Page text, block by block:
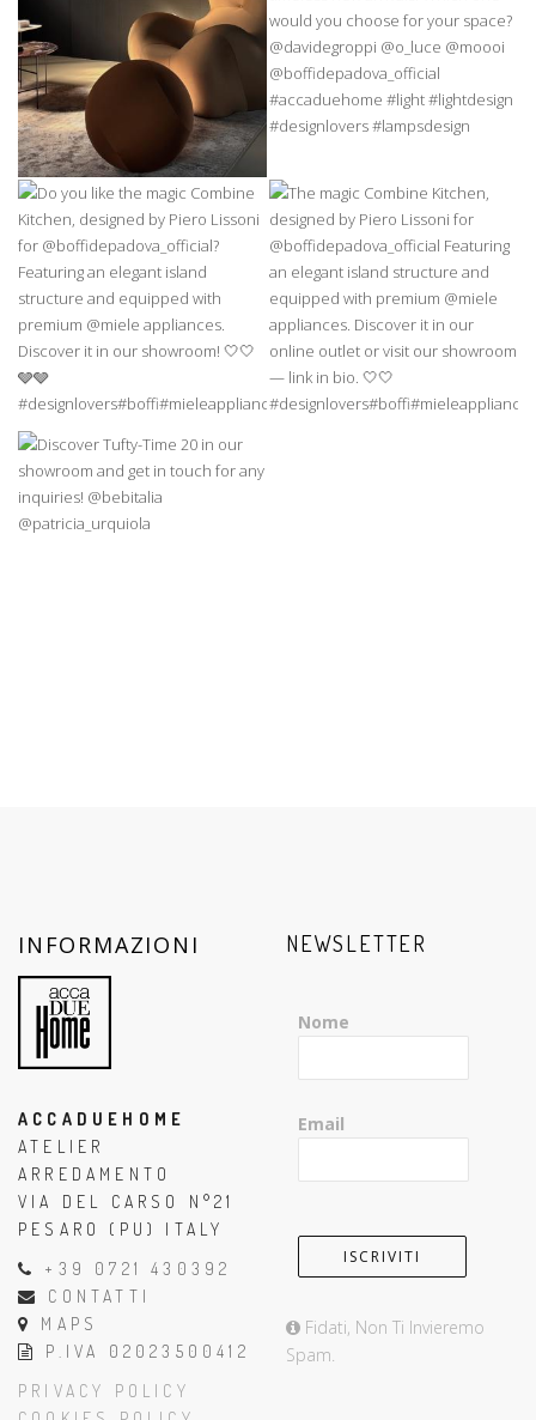
INFORMAZIONI
ACCADUEHOME
ATELIER
ARREDAMENTO
VIA DEL CARSO N°21
PESARO (PU) ITALY
+39 0721 430392
CONTATTI
MAPS
P.IVA 02023500412
PRIVACY POLICY
NEWSLETTER
Nome
Email
Fidati, Non Ti Invieremo
Spam.